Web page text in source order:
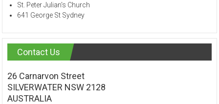
St. Peter Julian's Church
641 George St Sydney
Contact Us
26 Carnarvon Street
SILVERWATER NSW 2128
AUSTRALIA